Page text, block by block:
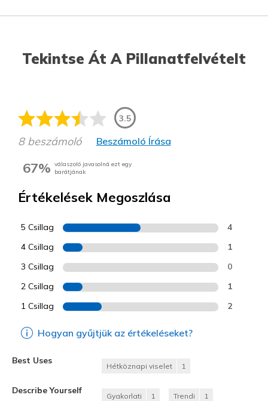
Tekintse Át A Pillanatfelvételt
3.5
8 beszámoló Beszámoló Írása
67% válaszoló javasolná ezt egy
barátjának
Értékelések Megoszlása
5 Csillag 4
4 Csillag 1
3 Csillag 0
2 Csillag 1
1 Csillag 2
Hogyan gyűjtjük az értékeléseket?
Best Uses
Hétköznapi viselet 1
Describe Yourself
Gyakorlati 1 Trendi 1